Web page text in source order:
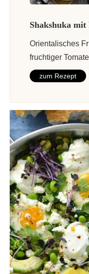
Shakshuka mit
Orientalisches
fruchtiger
zum Rezept